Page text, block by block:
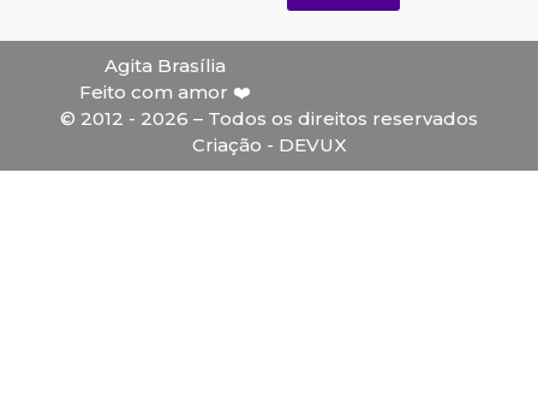
Agita Brasília
Feito com amor ❤️
© 2012 - 2026 – Todos os direitos reservados
Criação - DEVUX